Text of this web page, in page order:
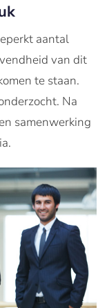
aantal
van dit
te staan.
Na
samenwerking